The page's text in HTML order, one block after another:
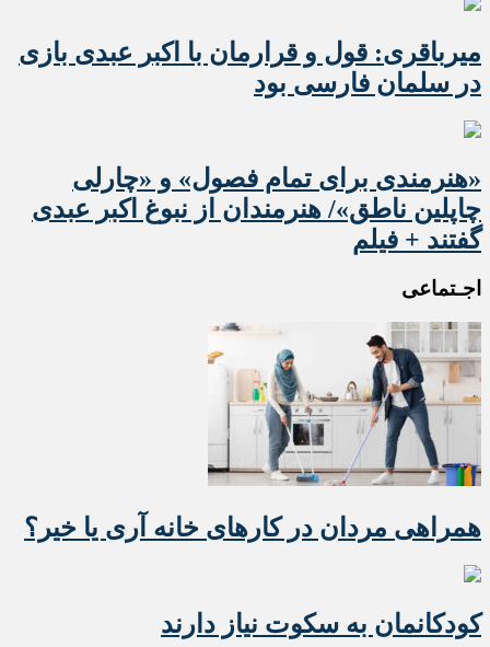
میرباقری: قول و قرارمان با اکبر عبدی بازی
در سلمان فارسی بود
«هنرمندی برای تمام فصول» و «چارلی
چاپلین ناطق»/ هنرمندان از نبوغ اکبر عبدی
گفتند + فیلم
اجـتماعی
همراهی مردان در کارهای خانه آری یا خیر؟
کودکانمان به سکوت نیاز دارند